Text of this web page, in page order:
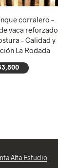
corralero –
vaca reforzado
– Calidad y
La Rodada
Alta Estudio